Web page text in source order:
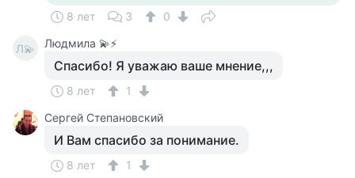
8 лет 3 0
Л💫 Людмила 💫⚡
Спасибо! Я уважаю ваше мнение,,,
8 лет
1
Сергей Степановский
И Вам спасибо за понимание.
8 лет 1